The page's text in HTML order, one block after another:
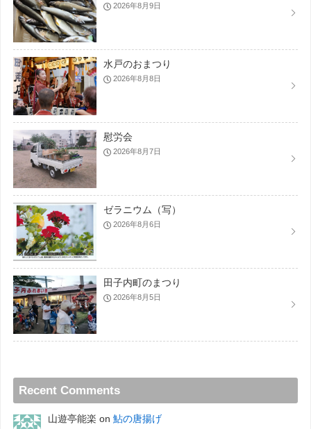
2026年8月9日
水戸のおまつり
2026年8月8日
慰労会
2026年8月7日
ゼラニウム（写）
2026年8月6日
田子内町のまつり
2026年8月5日
Recent Comments
山遊亭能楽 on 鮎の唐揚げ